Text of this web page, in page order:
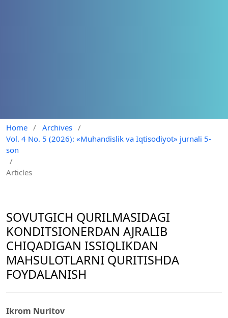
Home / Archives /
Vol. 4 No. 5 (2026): «Muhandislik va Iqtisodiyot» jurnali 5-
son
/
Articles
SOVUTGICH QURILMASIDAGI
KONDITSIONERDAN AJRALIB
CHIQADIGAN ISSIQLIKDAN
MAHSULOTLARNI QURITISHDA
FOYDALANISH
Ikrom Nuritov